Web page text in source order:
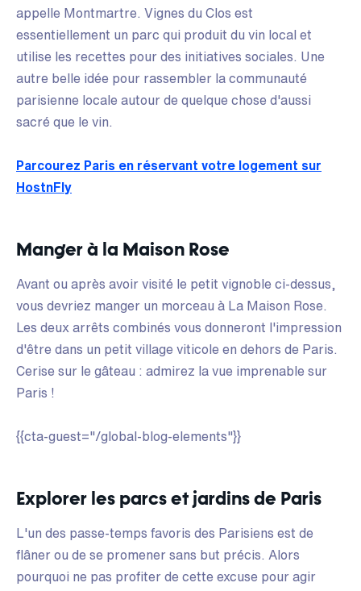
appelle Montmartre. Vignes du Clos est
essentiellement un parc qui produit du vin local et
utilise les recettes pour des initiatives sociales. Une
autre belle idée pour rassembler la communauté
parisienne locale autour de quelque chose d'aussi
sacré que le vin.
Parcourez Paris en réservant votre logement sur
HostnFly
Manger à la Maison Rose
Avant ou après avoir visité le petit vignoble ci-dessus,
vous devriez manger un morceau à La Maison Rose.
Les deux arrêts combinés vous donneront l'impression
d'être dans un petit village viticole en dehors de Paris.
Cerise sur le gâteau : admirez la vue imprenable sur
Paris !
{{cta-guest="/global-blog-elements"}}
Explorer les parcs et jardins de Paris
L'un des passe-temps favoris des Parisiens est de
flâner ou de se promener sans but précis. Alors
pourquoi ne pas profiter de cette excuse pour agir